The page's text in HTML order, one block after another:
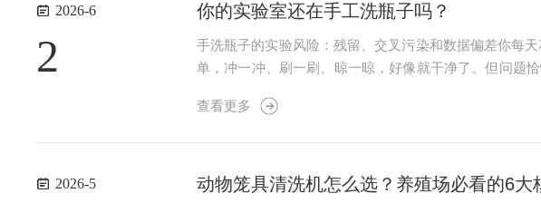
2026-6
2
你的实验室还在手工洗瓶子吗？
手洗瓶子的实验风险：残留、交叉污染和数据偏差你每
单，冲一冲、刷一刷、晾一晾，好像就干净了。但问题
更大。清洗剂是否冲净干净？器皿内壁的微量...
查看更多
2026-5 动物笼具清洗机怎么选？养殖场必看的6大